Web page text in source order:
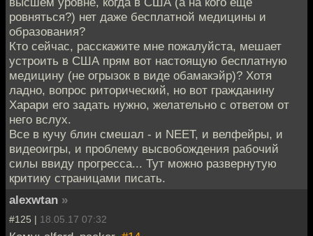
ровняться?) нет даже бесплатной медицины и
образования?
Кто сейчас, расскажите мне пожалуйста, мешает
устроить в США прям вот настоящую бесплатную
медицину (не огрызок в виде обамакэйр)? Хотя
ладно, вопрос риторический, но вот гражданину
Харари его задать нужно, желательно с ответом от
него вслух.
Все в кучу блин смешал - и NEET, и велфейры, и
видеоигры, и проблему высвобождения рабочий
силы ввиду прогресса... Тут можно развернутую
критику страницами писать.
alexwtan »
#125 | 18.05.17 07:32